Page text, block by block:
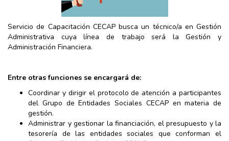
Servicio de Capacitación CECAP busca un técnico/a en Gestión
Administrativa cuya línea de trabajo será la Gestión y
Administración Financiera.
Entre otras funciones se encargará de:
Coordinar y dirigir el protocolo de atención a participantes
del Grupo de Entidades Sociales CECAP en materia de
gestión.
Administrar y gestionar la financiación, el presupuesto y la
tesorería de las entidades sociales que conforman el